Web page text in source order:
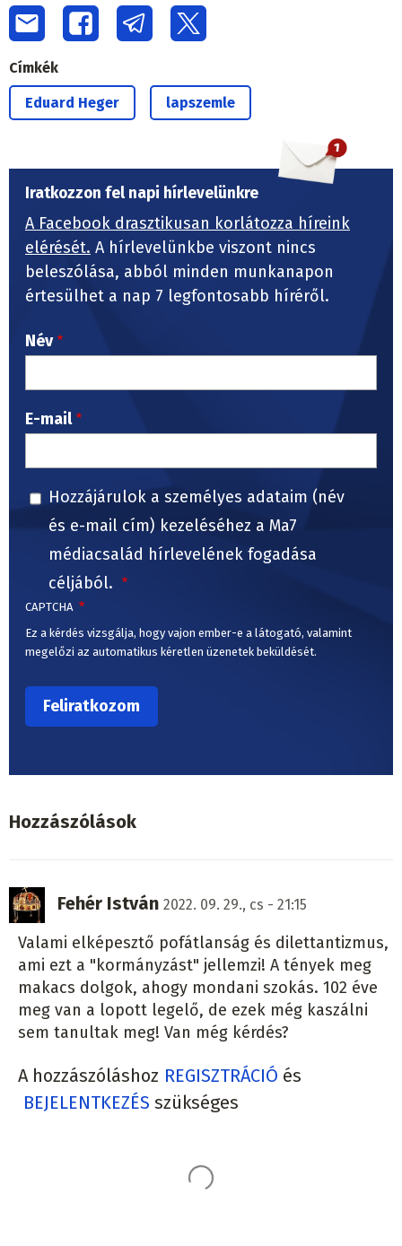
Címkék
Eduard Heger lapszemle
Iratkozzon fel napi hírlevelünkre
A Facebook drasztikusan korlátozza híreink
elérését. A hírlevelünkbe viszont nincs
beleszólása, abból minden munkanapon
értesülhet a nap 7 legfontosabb híréről.
Név
E-mail
Hozzájárulok a személyes adataim (név
és e-mail cím) kezeléséhez a Ma7
médiacsalád hírlevelének fogadása
céljából.
CAPTCHA
Ez a kérdés vizsgálja, hogy vajon ember-e a látogató, valamint
megelőzi az automatikus kéretlen üzenetek beküldését.
Hozzászólások
Fehér István 2022. 09. 29., cs - 21:15
Valami elképesztő pofátlanság és dilettantizmus,
ami ezt a "kormányzást" jellemzi! A tények meg
makacs dolgok, ahogy mondani szokás. 102 éve
meg van a lopott legelő, de ezek még kaszálni
sem tanultak meg! Van még kérdés?
A hozzászóláshoz REGISZTRÁCIÓ és
BEJELENTKEZÉS szükséges